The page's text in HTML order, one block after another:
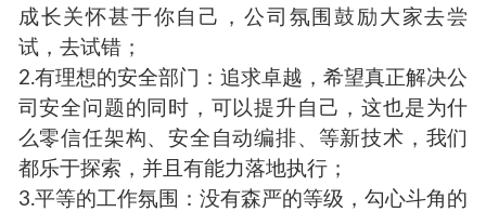
成长关怀甚于你自己，公司氛围鼓励大家去尝
试，去试错；
2.有理想的安全部门：追求卓越，希望真正解决公
司安全问题的同时，可以提升自己，这也是为什
么零信任架构、安全自动编排、等新技术，我们
都乐于探索，并且有能力落地执行；
3.平等的工作氛围：没有森严的等级，勾心斗角的